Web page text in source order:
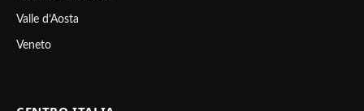
Valle d’Aosta
Veneto